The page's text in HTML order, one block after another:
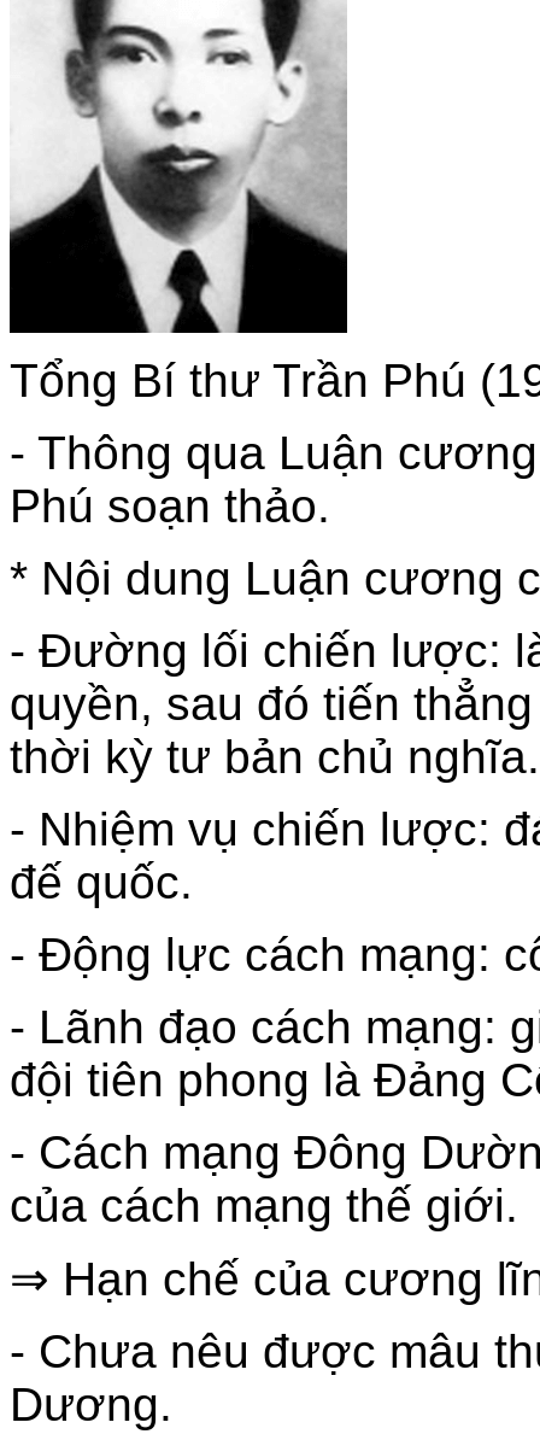
Tổng Bí thư Trần Phú
- Thông qua Luận
Phú soạn thảo.
* Nội dung Luận cương
- Đường lối chiến lược:
quyền, sau đó tiến
thời kỳ tư bản chủ nghĩa.
- Nhiệm vụ chiến lược:
đế quốc.
- Động lực cách mạng:
- Lãnh đạo cách mạng:
đội tiên phong là Đảng
- Cách mạng Đông
của cách mạng thế giới.
⇒ Hạn chế của cương
- Chưa nêu được mâu
Dương.